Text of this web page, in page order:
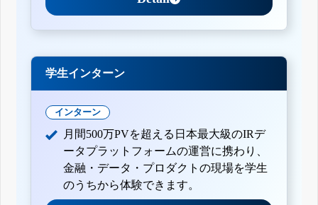
学生インターン
インターン
月間500万PVを超える日本最大級のIRデ
ータプラットフォームの運営に携わり、
金融・データ・プロダクトの現場を学生
のうちから体験できます。